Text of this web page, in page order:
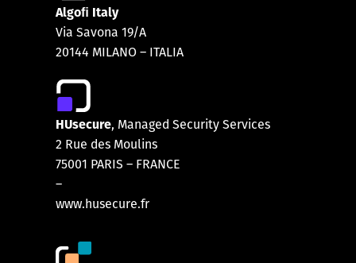
Algoﬁ Italy
Via Savona 19/A
20144 MILANO – ITALIA
HUsecure, Managed Security Services
2 Rue des Moulins
75001 PARIS – FRANCE
–
www.husecure.fr